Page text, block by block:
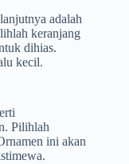
adalah
keranjang
dihias.
kecil.
Pilihlah
ini akan